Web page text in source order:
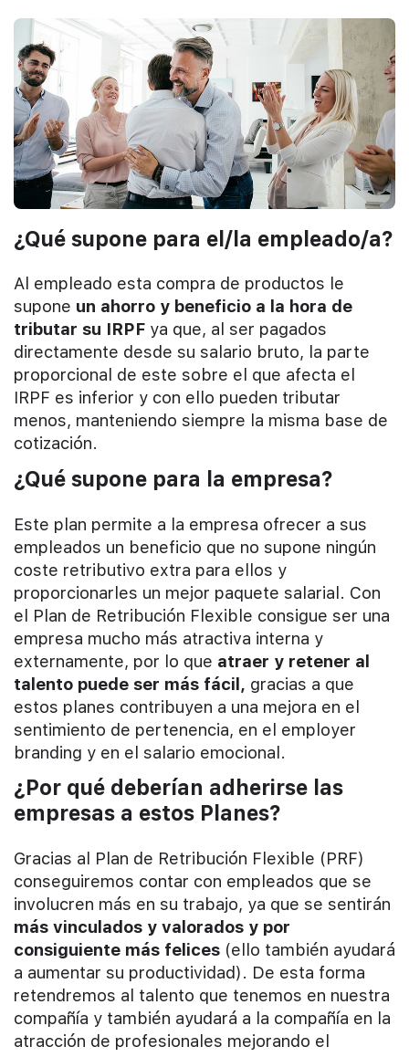
¿Qué supone para el/la empleado/a?
Al empleado esta compra de productos le
supone un ahorro y beneficio a la hora de
tributar su IRPF ya que, al ser pagados
directamente desde su salario bruto, la parte
proporcional de este sobre el que afecta el
IRPF es inferior y con ello pueden tributar
menos, manteniendo siempre la misma base de
cotización.
¿Qué supone para la empresa?
Este plan permite a la empresa ofrecer a sus
empleados un beneficio que no supone ningún
coste retributivo extra para ellos y
proporcionarles un mejor paquete salarial. Con
el Plan de Retribución Flexible consigue ser una
empresa mucho más atractiva interna y
externamente, por lo que atraer y retener al
talento puede ser más fácil, gracias a que
estos planes contribuyen a una mejora en el
sentimiento de pertenencia, en el employer
branding y en el salario emocional.
¿Por qué deberían adherirse las
empresas a estos Planes?
Gracias al Plan de Retribución Flexible (PRF)
conseguiremos contar con empleados que se
involucren más en su trabajo, ya que se sentirán
más vinculados y valorados y por
consiguiente más felices (ello también ayudará
a aumentar su productividad). De esta forma
retendremos al talento que tenemos en nuestra
compañía y también ayudará a la compañía en la
atracción de profesionales mejorando el